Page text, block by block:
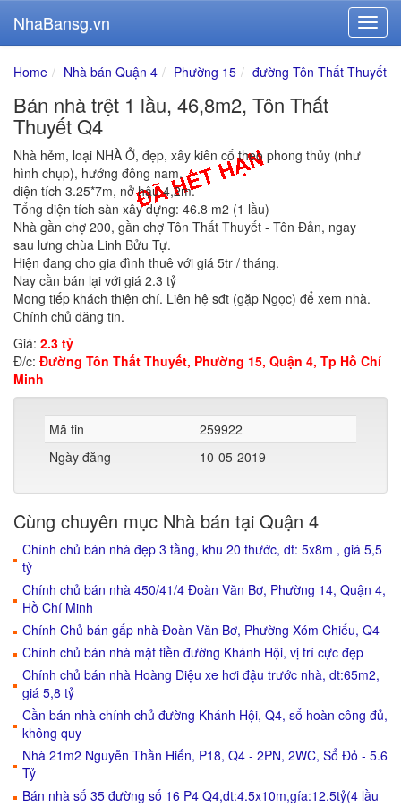
NhaBansg.vn
Home Nhà bán Quận 4 Phường 15 đường Tôn Thất Thuyết
Bán nhà trệt 1 lầu, 46,8m2, Tôn Thất
Thuyết Q4
Nhà hẻm, loại NHÀ Ở, đẹp, xây kiên cố theo phong thủy (như
hình chụp), hướng đông nam.
diện tích 3.25*7m, nở hậu 4,2m.
Tổng diện tích sàn xây dựng: 46.8 m2 (1 lầu)
Nhà gần chợ 200, gần chợ Tôn Thất Thuyết - Tôn Đản, ngay
sau lưng chùa Linh Bửu Tự.
Hiện đang cho gia đình thuê với giá 5tr / tháng.
Nay cần bán lại với giá 2.3 tỷ
Mong tiếp khách thiện chí. Liên hệ sđt (gặp Ngọc) để xem nhà.
Chính chủ đăng tin.
Giá: 2.3 tỷ
Đ/c: Đường Tôn Thất Thuyết, Phường 15, Quận 4, Tp Hồ Chí
Minh
Mã tin
259922
Ngày đăng
10-05-2019
Cùng chuyên mục Nhà bán tại Quận 4
Chính chủ bán nhà đẹp 3 tầng, khu 20 thước, dt: 5x8m , giá 5,5
tỷ
Chính chủ bán nhà 450/41/4 Đoàn Văn Bơ, Phường 14, Quận 4,
Hồ Chí Minh
Chính Chủ bán gấp nhà Đoàn Văn Bơ, Phường Xóm Chiếu, Q4
Chính chủ bán nhà mặt tiền đường Khánh Hội, vị trí cực đẹp
Chính chủ bán nhà Hoàng Diệu xe hơi đậu trước nhà, dt:65m2,
giá 5,8 tỷ
Cần bán nhà chính chủ đường Khánh Hội, Q4, sổ hoàn công đủ,
không quy
Nhà 21m2 Nguyễn Thần Hiến, P18, Q4 - 2PN, 2WC, Sổ Đỏ - 5.6
Tỷ
Bán nhà số 35 đường số 16 P4 Q4,dt:4.5x10m,gía:12.5tỷ(4 lầu